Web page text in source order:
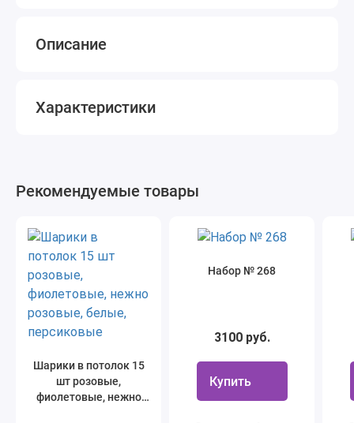
Описание
Характеристики
Рекомендуемые товары
Шарики в потолок 15
шт розовые,
фиолетовые, нежно
Набор № 268
3100 руб.
Купить